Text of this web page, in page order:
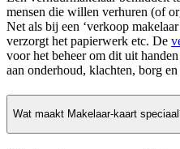
mensen die willen verhuren (of
Net als bij een ‘verkoop
verzorgt het papierwerk etc. De
voor het beheer om dit uit
aan onderhoud, klachten, borg
Wat maakt Makelaar-kaart